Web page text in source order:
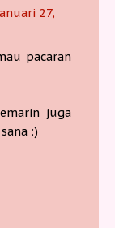
27,
pacaran
juga
:)